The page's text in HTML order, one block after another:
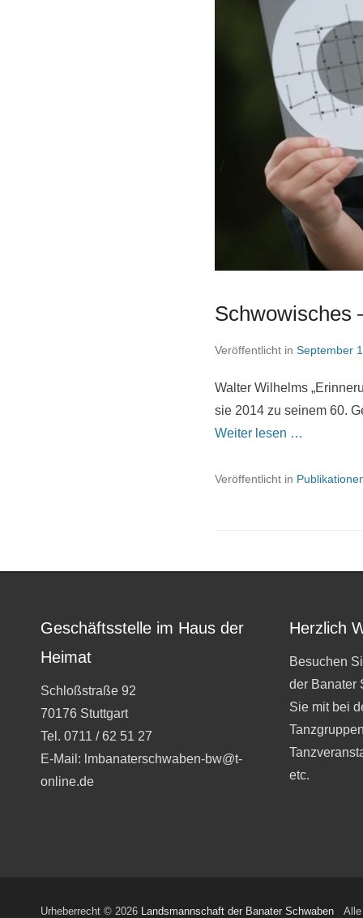
Schwowisches
Veröffentlicht in September
Walter Wilhelms
sie 2014 zu seinem 60.
Weiter lesen …
Veröffentlicht in
Geschäftsstelle im Haus der
Heimat
Schloßstraße 92
70176 Stuttgart
Tel. 0711 / 62 51 27
E-Mail: lmbanaterschwaben-bw@t-
online.de
Herzlich
Besuchen
der Banater
Sie mit bei
etc.
Urheberrecht © 2026 Landsmannschaft der Banater Schwaben Alle